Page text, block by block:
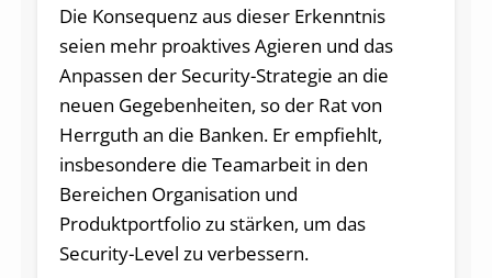
Die Konsequenz aus dieser Erkenntnis
seien mehr proaktives Agieren und das
Anpassen der Security-Strategie an die
neuen Gegebenheiten, so der Rat von
Herrguth an die Banken. Er empfiehlt,
insbesondere die Teamarbeit in den
Bereichen Organisation und
Produktportfolio zu stärken, um das
Security-Level zu verbessern.